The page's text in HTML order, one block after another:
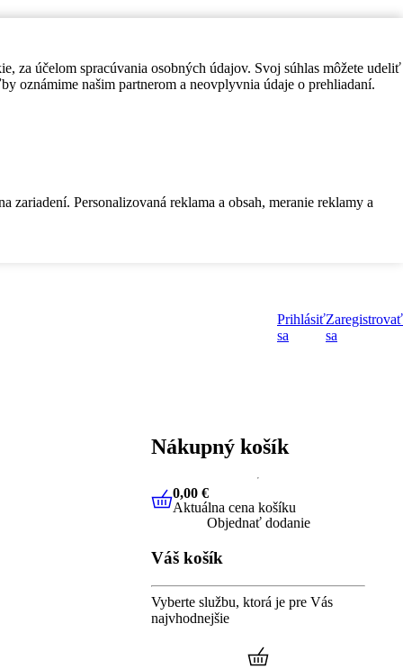
za účelom spracúvania osobných údajov. Svoj súhlas môžete udeliť
oznámime našim partnerom a neovplyvnia údaje o prehliadaní.
Personalizovaná reklama a obsah, meranie reklamy a
Prihlásiť
sa
Zaregistrovať
sa
Nákupný košík
0,00 €Aktuálna cena košíku
0,00 €
Aktuálna cena košíku
Objednať dodanie
Váš košík
Vyberte službu, ktorá je pre Vás
najvhodnejšie